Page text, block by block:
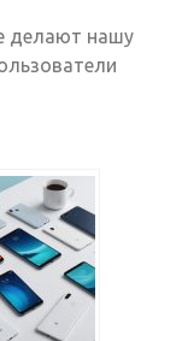
делают нашу